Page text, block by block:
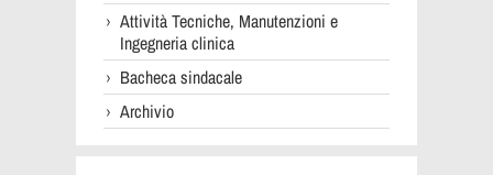
Attività Tecniche, Manutenzioni e
Ingegneria clinica
Bacheca sindacale
Archivio